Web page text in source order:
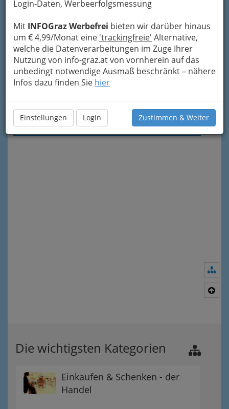
Login-Daten, Werbeerfolgsmessung
Mit INFOGraz Werbefrei bieten wir darüber hinaus
um € 4,99/Monat eine 'trackingfreie' Alternative,
welche die Datenverarbeitungen im Zuge Ihrer
Nutzung von info-graz.at von vornherein auf das
unbedingt notwendige Ausmaß beschränkt – nähere
Infos dazu finden Sie hier
Einstellungen Login Zustimmen & Weiter
Meine Nachricht senden
Die wichtigsten Kategorien
Einkaufen & Schenken - der
Handel